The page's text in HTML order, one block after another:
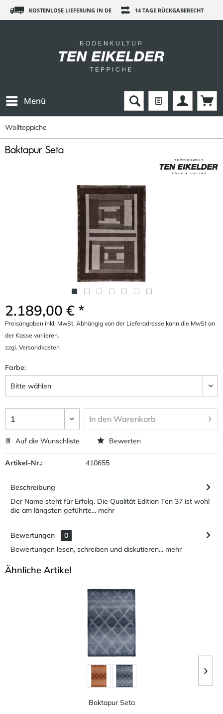
KOSTENLOSE LIEFERUNG IN DE 14 TAGE RÜCKGABERECHT
Menü
Wollteppiche
Baktapur Seta
2.189,00 € *
Preisangaben inkl. MwSt. Abhängig von der Lieferadresse kann die MwSt an
der Kasse variieren.
zzgl. Versandkosten
Farbe:
In den Warenkorb
Auf die Wunschliste Bewerten
Artikel-Nr.: 410655
Beschreibung
Der Name steht für Erfolg. Die Qualität Edition Ten 37 ist wohl
die am längsten geführte... mehr
Bewertungen
0
Bewertungen lesen, schreiben und diskutieren... mehr
Ähnliche Artikel
Baktapur Seta